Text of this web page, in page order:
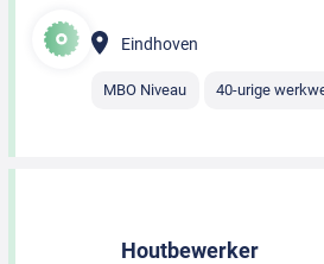
Eindhoven
MBO Niveau 40-urige
Houtbewerker